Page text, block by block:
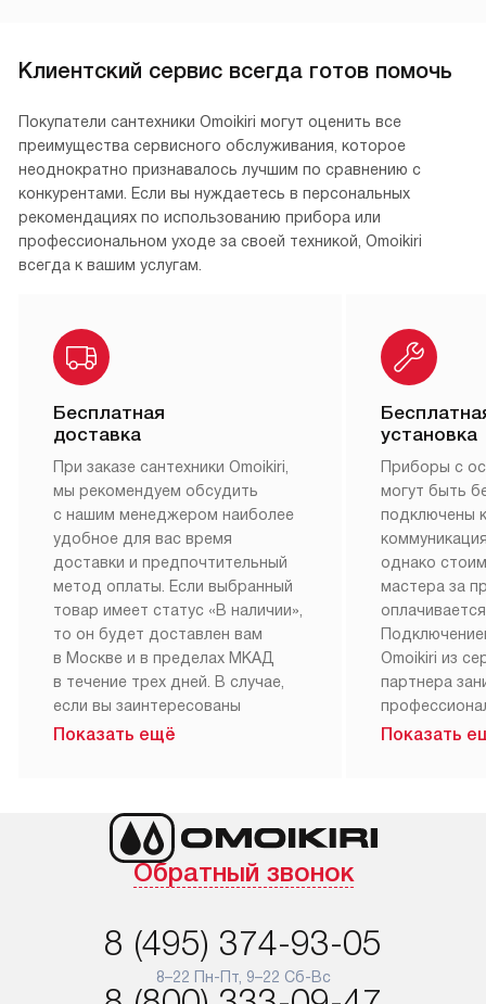
Клиентский сервис всегда готов помочь
Покупатели сантехники Omoikiri могут оценить все
преимущества сервисного обслуживания, которое
неоднократно признавалось лучшим по сравнению с
конкурентами. Если вы нуждаетесь в персональных
рекомендациях по использованию прибора или
профессиональном уходе за своей техникой, Omoikiri
всегда к вашим услугам.
Бесплатная
доставка
При заказе сантехники Omoikiri,
мы рекомендуем обсудить
с нашим менеджером наиболее
удобное для вас время
доставки и предпочтительный
метод оплаты. Если выбранный
товар имеет статус «В наличии»,
то он будет доставлен вам
в Москве и в пределах МКАД
в течение трех дней. В случае,
если вы заинтересованы
в товаре, который доступен
менеджером на сайте. Товары
с особым лейблом
доставляются бесплатно
аксессуаров не предусмотрена.
Для доставки в другие регионы
Показать ещё
установка
Приборы с
могут быть
подключены
однако
мастера за
Omoikiri из
партнера
Наш сервис
Показать
Обратный звонок
8 (495) 374-93-05
8–22 Пн-Пт, 9–22 Сб-Вс